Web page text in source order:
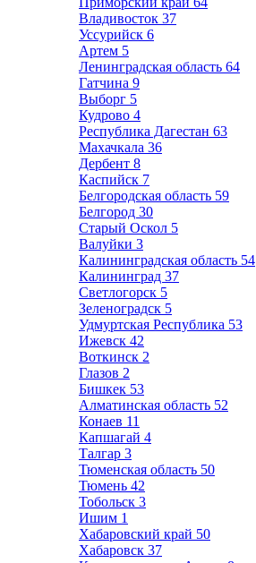
Владивосток 37
Уссурийск 6
Артем 5
Ленинградская область 64
Гатчина 9
Выборг 5
Кудрово 4
Республика Дагестан 63
Махачкала 36
Дербент 8
Каспийск 7
Белгородская область 59
Белгород 30
Старый Оскол 5
Валуйки 3
Калининградская область 54
Калининград 37
Светлогорск 5
Зеленоградск 5
Удмуртская Республика 53
Ижевск 42
Воткинск 2
Глазов 2
Бишкек 53
Алматинская область 52
Конаев 11
Капшагай 4
Талгар 3
Тюменская область 50
Тюмень 42
Тобольск 3
Ишим 1
Хабаровский край 50
Хабаровск 37